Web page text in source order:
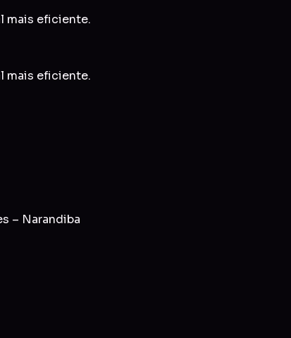
mais eficiente.
mais eficiente.
– Narandiba